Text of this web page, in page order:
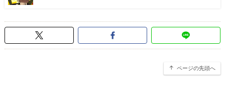
ページの先頭へ